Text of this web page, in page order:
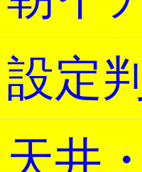
設定
天井